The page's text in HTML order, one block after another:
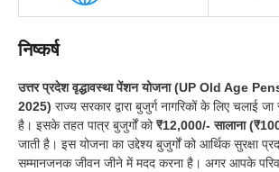
निष्कर्ष
उत्तर प्रदेश वृद्धावस्था पेंशन योजना (UP Old Age
2025) राज्य सरकार द्वारा बुजुर्ग नागरिकों के लिए चलाई
है। इसके तहत पात्र बुजुर्गों को₹12,000/- सालाना
जाती है। इस योजना का उद्देश्य बुजुर्गों को आर्थिक सुरक्षा
सम्मानजनक जीवन जीने में मदद करना है। अगर आपके